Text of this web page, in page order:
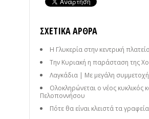
ΣΧΕΤΙΚΆ ΆΡΘΡΑ
Η Γλυκερία στην κεντρική
Την Κυριακή η παράσταση της
Λαγκάδια | Με μεγάλη συμμετοχή
Ολοκληρώνεται ο νέος
Πελοποννήσου
Πότε θα είναι κλειστά τα